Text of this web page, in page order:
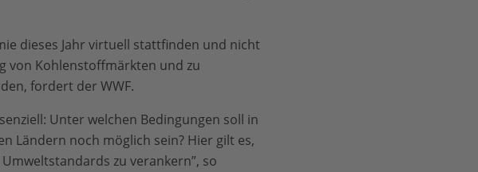
dieses Jahr virtuell stattfinden und nicht
von Kohlenstoffmärkten und zu
fordert der WWF.
Unter welchen Bedingungen soll in
Ländern noch möglich sein? Hier gilt es,
zu verankern”, so